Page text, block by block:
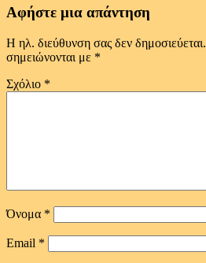
Αφήστε μια απάντηση
Η ηλ. διεύθυνση σας δεν δημοσιεύεται.
σημειώνονται με *
Σχόλιο *
Όνομα *
Email *